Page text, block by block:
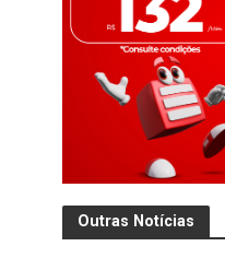
Outras Notícias